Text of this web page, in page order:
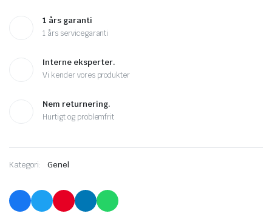
1 års garanti
1 års servicegaranti
Interne eksperter.
Vi kender vores produkter
Nem returnering.
Hurtigt og problemfrit
Kategori: Genel